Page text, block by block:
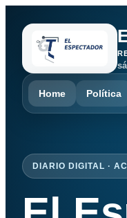
Home Política
DIARIO DIGITAL ·